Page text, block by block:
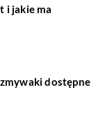
i jakie ma
dostępne